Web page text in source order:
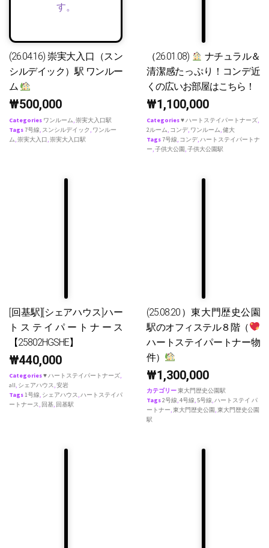
(26.04.16) 崇実大入口（スン
シルデイック）駅 ワンルー
ム
₩500,000
Categories ワンルーム,崇実大入口駅
Tags7号線, スンシルデイック , ワンルー
ム,崇実大入口,崇実大入口駅
（26.01.08)
ナチュラル＆
清潔感たっぷり！コンデ近
くの広いお部屋はこちら！
₩1,100,000
Categories♥ ハートステイパートナーズ,
2ルーム, コンデ, ワンルーム,健大
Tags7号線, コンデ,ハートステイパートナ
ー,子供大公園,子供大公園駅
[回基駅][シェアハウス]ハー
トステイパートナース
【25802HGSHE】
₩440,000
Categories♥ ハートステイパートナーズ,
all, シェアハウス,安岩
Tags1号線, シェアハウス,ハートステイパ
ートナース, 回基, 回基駅
(25.08.20）東大門歴史公園
駅のオフィステル８階（
ハートステイパートナー物
件）
₩1,300,000
カテゴリー東大門歴史公園駅
Tags2号線,4号線, 5号線,ハートステイ パ
ートナー,東大門歴史公園,東大門歴史公園
駅